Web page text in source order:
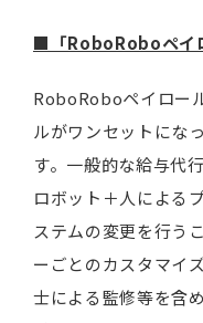
■「RoboRoboペイ
RoboRoboペイロー
ルがワンセットにな
す。一般的な給与代
ロボット＋人による
ステムの変更を行う
ーごとのカスタマイ
士による監修等を含